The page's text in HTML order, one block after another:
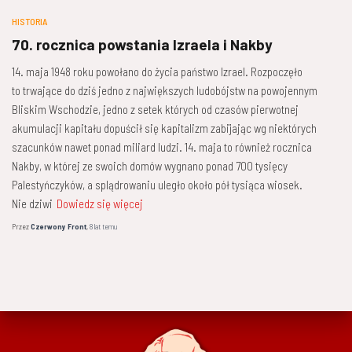
HISTORIA
70. rocznica powstania Izraela i Nakby
14. maja 1948 roku powołano do życia państwo Izrael. Rozpoczęło
to trwające do dziś jedno z największych ludobójstw na powojennym
Bliskim Wschodzie, jedno z setek których od czasów pierwotnej
akumulacji kapitału dopuścił się kapitalizm zabijając wg niektórych
szacunków nawet ponad miliard ludzi. 14. maja to również rocznica
Nakby, w której ze swoich domów wygnano ponad 700 tysięcy
Palestyńczyków, a splądrowaniu uległo około pół tysiąca wiosek.
Nie dziwi Dowiedz się więcej
PrzezCzerwony Front,8 lattemu